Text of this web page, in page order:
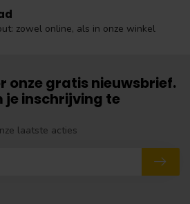
zowel online, als in onze winkel
onze gratis nieuwsbrief.
je inschrijving te
laatste acties